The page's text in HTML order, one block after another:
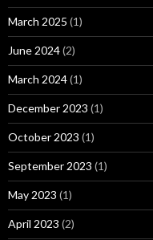
March 2025 (1)
June 2024(2)
March 2024(1)
December 2023 (1)
October 2023 (1)
September 2023 (1)
May 2023 (1)
April 2023 (2)